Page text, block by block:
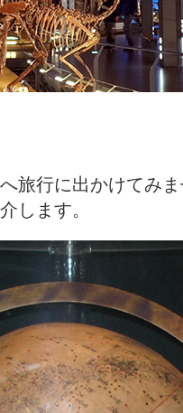
旅行に出かけてみ
します。